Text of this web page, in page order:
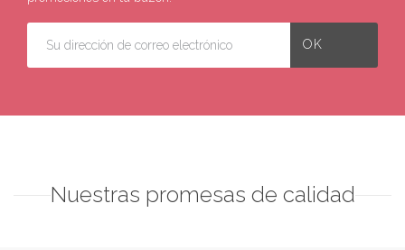
Nuestras promesas de calidad